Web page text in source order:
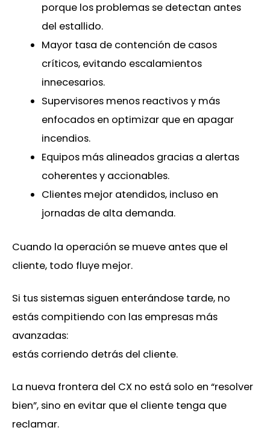
porque los problemas se detectan antes
del estallido.
Mayor tasa de contención de casos
críticos, evitando escalamientos
innecesarios.
Supervisores menos reactivos y más
enfocados en optimizar que en apagar
incendios.
Equipos más alineados gracias a alertas
coherentes y accionables.
Clientes mejor atendidos, incluso en
jornadas de alta demanda.
Cuando la operación se mueve antes que el
cliente, todo fluye mejor.
Si tus sistemas siguen enterándose tarde, no
estás compitiendo con las empresas más
avanzadas:
estás corriendo detrás del cliente.
La nueva frontera del CX no está solo en “resolver
bien”, sino en evitar que el cliente tenga que
reclamar.